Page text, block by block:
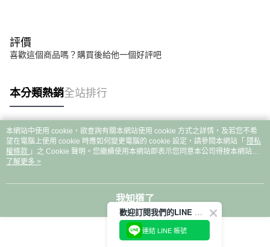
評價
喜歡這個商品嗎？購買後給他一個好評吧
本分類熱銷全站排行
熱門標籤
本網站中使用 cookie，欲查詢有關本網站使用 cookie 方式之詳情，及若您不希
望在電腦上使用 cookie 時應如何變更電腦的 cookie 設定，請參閱本網站「 隱私
權條款 」之 Cookie 聲明。您繼續使用本網站即表示您同意本公司得按本網站使
用條款之 Cookie 聲明使用 cookie。
了解更多 >
我知道了
歡迎訂閱我們的LINE 官方帳號
連結 LINE 帳號